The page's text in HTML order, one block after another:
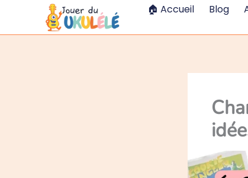
contenu
🏠 Accueil Blog